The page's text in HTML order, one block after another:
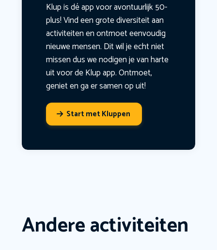
Klup is dé app voor avontuurlijk 50-
plus! Vind een grote diversiteit aan
activiteiten en ontmoet eenvoudig
nieuwe mensen. Dit wil je echt niet
missen dus we nodigen je van harte
uit voor de Klup app. Ontmoet,
geniet en ga er samen op uit!
Start met Kluppen
Andere activiteiten